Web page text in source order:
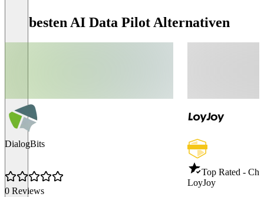
Die besten AI Data Pilot Alternativen
DialogBits
0 Reviews
Top Rated -
LoyJoy